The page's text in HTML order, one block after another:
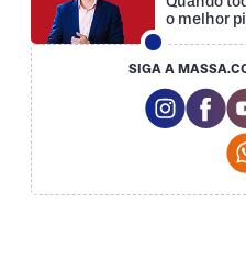
o melhor
SIGA A